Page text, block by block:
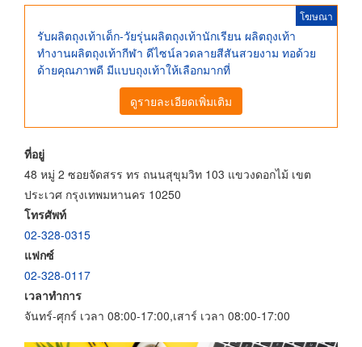
โฆษณา
รับผลิตถุงเท้าเด็ก-วัยรุ่นผลิตถุงเท้านักเรียน ผลิตถุงเท้า
ทำงานผลิตถุงเท้ากีฬา ดีไซน์ลวดลายสีสันสวยงาม ทอด้วย
ด้ายคุณภาพดี มีแบบถุงเท้าให้เลือกมากที่
ดูรายละเอียดเพิ่มเติม
ที่อยู่
48 หมู่ 2 ซอยจัดสรร ทร ถนนสุขุมวิท 103 แขวงดอกไม้ เขต
ประเวศ กรุงเทพมหานคร 10250
โทรศัพท์
02-328-0315
แฟกซ์
02-328-0117
เวลาทำการ
จันทร์-ศุกร์ เวลา 08:00-17:00,เสาร์ เวลา 08:00-17:00